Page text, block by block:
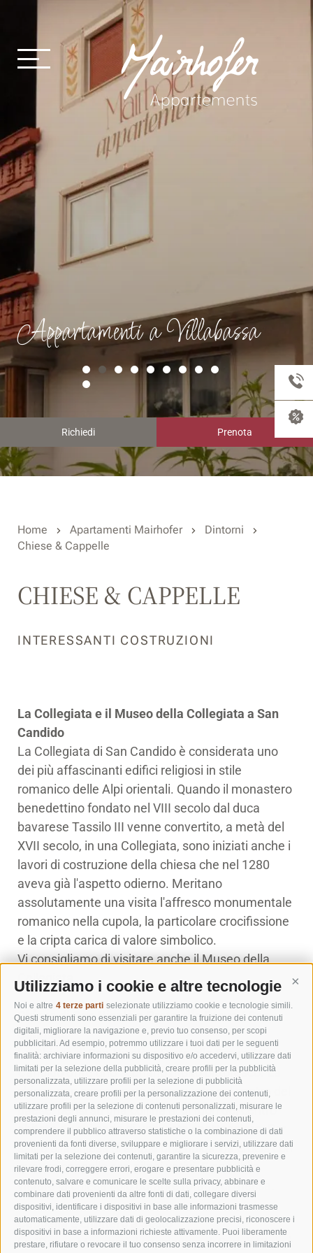
Utilizziamo i cookie e altre tecnologie
Noi e altre 4 terze parti selezionate utilizziamo cookie e tecnologie simili.
Questi strumenti sono essenziali per garantire la fruizione dei contenuti
digitali, migliorare la navigazione e, previo tuo consenso, per scopi
pubblicitari. Ad esempio, potremmo utilizzare i tuoi dati per le seguenti
finalità: archiviare informazioni su dispositivo e/o accedervi, utilizzare dati
limitati per la selezione della pubblicità, creare profili per la pubblicità
personalizzata, utilizzare profili per la selezione di pubblicità
personalizzata, creare profili per la personalizzazione dei contenuti,
utilizzare profili per la selezione di contenuti personalizzati, misurare le
prestazioni degli annunci, misurare le prestazioni dei contenuti,
comprendere il pubblico attraverso statistiche o la combinazione di dati
provenienti da fonti diverse, sviluppare e migliorare i servizi, utilizzare dati
limitati per la selezione dei contenuti, garantire la sicurezza, prevenire e
rilevare frodi, correggere errori, erogare e presentare pubblicità e
contenuto, salvare e comunicare le scelte sulla privacy, abbinare e
combinare dati provenienti da altre fonti di dati, collegare diversi
dispositivi, identificare i dispositivi in base alle informazioni trasmesse
automaticamente, utilizzare dati di geolocalizzazione precisi, riconoscere i
dispositivi in base a informazioni richieste attivamente. Puoi liberamente
prestare, rifiutare o revocare il tuo consenso senza incorrere in limitazioni
Appartamenti a Villabassa
Richiedi Prenota
Home Apartamenti Mairhofer
Dintorni
Chiese & Cappelle
CHIESE & CAPPELLE
INTERESSANTI COSTRUZIONI
La Collegiata e il Museo della Collegiata a San
Candido
La Collegiata di San Candido è considerata uno
dei più affascinanti edifici religiosi in stile
romanico delle Alpi orientali. Quando il monastero
benedettino fondato nel VIII secolo dal duca
bavarese Tassilo III venne convertito, a metà del
XVII secolo, in una Collegiata, sono iniziati anche i
lavori di costruzione della chiesa che nel 1280
aveva già l'aspetto odierno. Meritano
assolutamente una visita l'affresco monumentale
romanico nella cupola, la particolare crocifissione
e la cripta carica di valore simbolico.
Vi consigliamo di visitare anche il Museo della
Collegiata.
Chiesa di San Nicolò a Prato alla Drava / San
Candido
La Chiesa di San Nicolò a Prato alla Drava / San
Candido offre uno scenario molto pittoresco. La
chiesa non sorge come di consueto nel centro del
paese, bensì su una collina al di fuori del centro
abitato da cui gode di una vista spettacolare. Per
salire alla chiesa si segue una ripida via crucis con
quattro cappelle con piloni votivi. È possibile
vistare la chiesa solo durante l'orario di messa.
Cappella e cimitero a Sesto
La “Danza Macabra” il capolavoro di Rudolf Stolz è